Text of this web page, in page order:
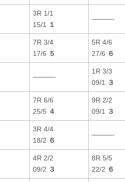
3R 1/1
15/1
１
———-
7R 3/4
17/6 ５
5R 4/6
27/6 ６
———-
1R 3/3
09/1
３
7R 6/6
25/5 ４
9R 2/2
09/1
３
3R 4/4
18/2 ６
———-
4R 2/2
09/2 ３
8R 5/5
22/2 ６